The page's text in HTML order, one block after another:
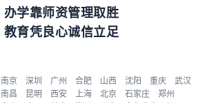
办学靠师资管理取胜
教育凭良心诚信立足
南京 深圳 广州 合肥 山西 沈阳 重庆
武汉
南昌 昆明 西安 上海 北京 石家庄
郑州